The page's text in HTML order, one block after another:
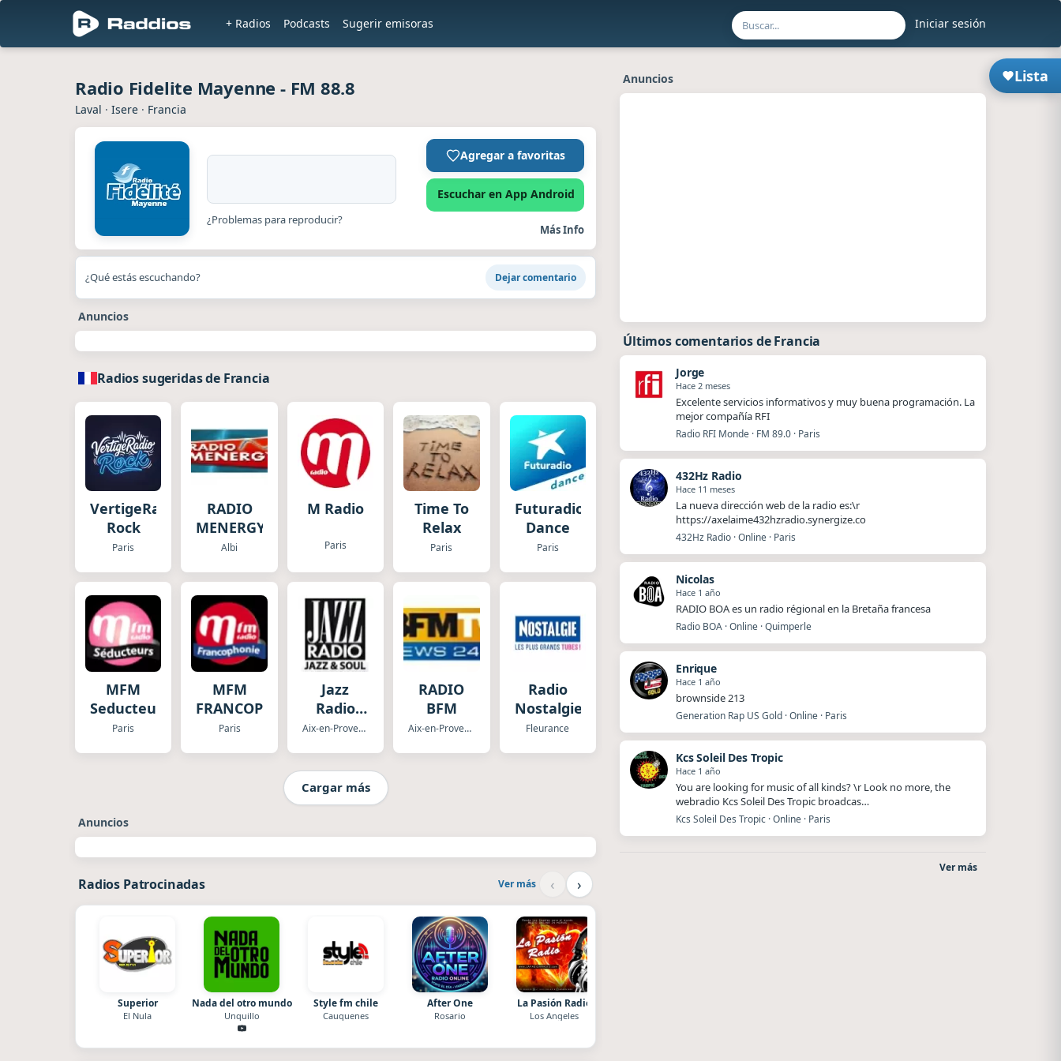
Iniciar sesión
+ Radios Podcasts Sugerir emisoras
Lista
Radio Fidelite Mayenne - FM 88.8
Laval · Isere · Francia
¿Problemas para reproducir?
Agregar a favoritas
Escuchar en App Android
Más Info
¿Qué estás escuchando? Dejar comentario
Anuncios
Radios sugeridas de Francia
VertigeRadio-
Rock
Paris
RADIO
MENERGY
Albi
M Radio
Paris
Time To
Relax
Paris
Futuradio
Dance
Paris
MFM
Seducteurs
Paris
MFM
FRANCOPHONIE
Paris
Jazz
Radio
Jazz &Aix-en-Provence
RADIO
BFM
Aix-en-Provence
Radio
Nostalgie
Fleurance
Cargar más
Anuncios
Radios Patrocinadas Ver más ‹ ›
Superior
El Nula
Nada del otro mundo
Unquillo
Style fm chile
Cauquenes
After One
Rosario
La Pasión Radio
Los Angeles
Anuncios
Últimos comentarios de Francia
Jorge
Hace 2 meses
Excelente servicios informativos y muy buena programación. La
mejor compañía RFI
Radio RFI Monde · FM 89.0 · Paris
432Hz Radio
Hace 11 meses
La nueva dirección web de la radio es:\r
https://axelaime432hzradio.synergize.co
432Hz Radio · Online · Paris
Nicolas
Hace 1 año
RADIO BOA es un radio régional en la Bretaña francesa
Radio BOA · Online · Quimperle
Enrique
Hace 1 año
brownside 213
Generation Rap US Gold · Online · Paris
Kcs Soleil Des Tropic
Hace 1 año
You are looking for music of all kinds? \r Look no more, the
webradio Kcs Soleil Des Tropic broadcas…
Kcs Soleil Des Tropic · Online · Paris
Ver más